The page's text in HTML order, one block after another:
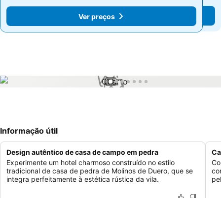
Ver preços
Ver preços
1 / 7
Informação útil
Design autêntico de casa de campo em pedra
Experimente um hotel charmoso construído no estilo
tradicional de casa de pedra de Molinos de Duero, que se
integra perfeitamente à estética rústica da vila.